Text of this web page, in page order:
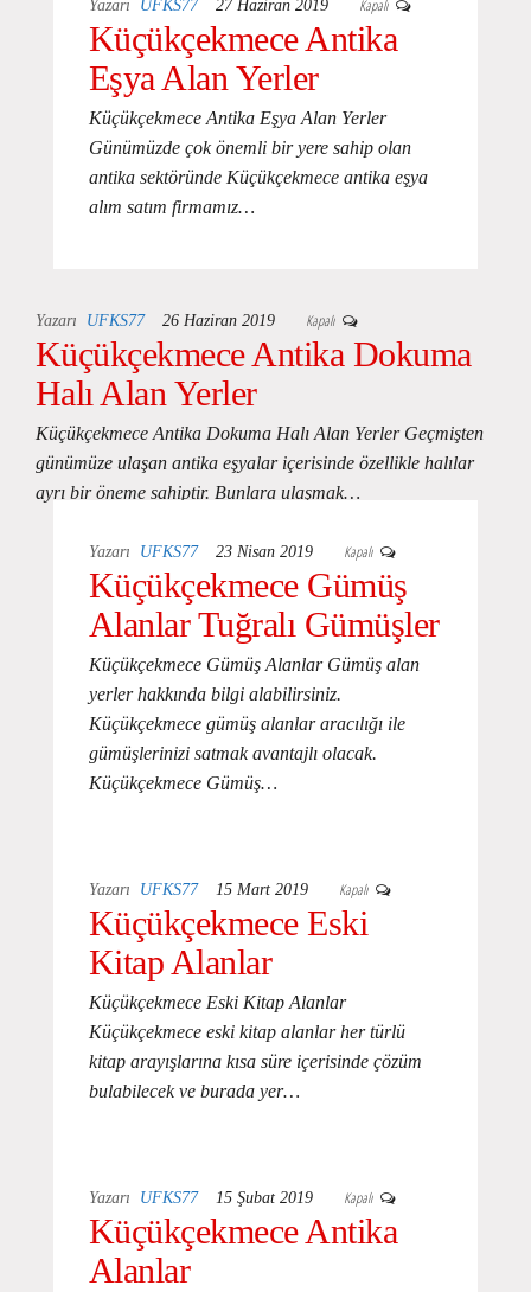
Yazarı UFKS77 27 Haziran 2019 Kapalı
Küçükçekmece Antika
Eşya Alan Yerler
Küçükçekmece Antika Eşya Alan Yerler
Günümüzde çok önemli bir yere sahip olan
antika sektöründe Küçükçekmece antika eşya
alım satım firmamız…
Yazarı UFKS77 26 Haziran 2019 Kapalı
Küçükçekmece Antika Dokuma
Halı Alan Yerler
Küçükçekmece Antika Dokuma Halı Alan Yerler Geçmişten
günümüze ulaşan antika eşyalar içerisinde özellikle halılar
ayrı bir öneme sahiptir. Bunlara ulaşmak…
Yazarı UFKS77 23 Nisan 2019 Kapalı
Küçükçekmece Gümüş
Alanlar Tuğralı Gümüşler
Küçükçekmece Gümüş Alanlar Gümüş alan
yerler hakkında bilgi alabilirsiniz.
Küçükçekmece gümüş alanlar aracılığı ile
gümüşlerinizi satmak avantajlı olacak.
Küçükçekmece Gümüş…
Yazarı UFKS77 15 Mart 2019 Kapalı
Küçükçekmece Eski
Kitap Alanlar
Küçükçekmece Eski Kitap Alanlar
Küçükçekmece eski kitap alanlar her türlü
kitap arayışlarına kısa süre içerisinde çözüm
bulabilecek ve burada yer…
Yazarı UFKS77 15 Şubat 2019 Kapalı
Küçükçekmece Antika
Alanlar